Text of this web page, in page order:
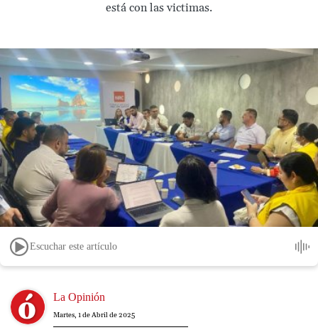
está con las victimas.
Escuchar este artículo
Image La Opinión
Martes, 1 de Abril de 2025